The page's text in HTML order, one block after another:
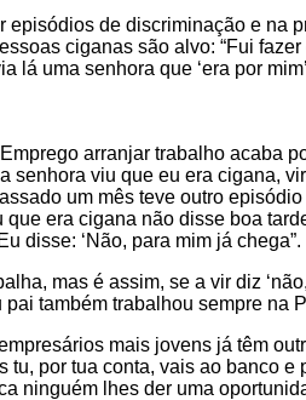
episódios de discriminação e na
ciganas são alvo: “Fui
lá uma senhora que ‘era por
arranjar trabalho acaba
senhora viu que eu era cigana,
um mês teve outro
era cigana não disse boa
disse: ‘Não, para mim já chega”.
mas é assim, se a vir diz
também trabalhou sempre na
mais jovens já têm
tu, por tua conta, vais ao banco
ninguém lhes der uma